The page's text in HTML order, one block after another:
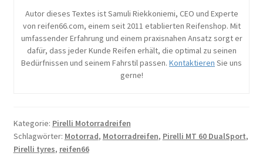
Autor dieses Textes ist Samuli Riekkoniemi, CEO und Experte
von reifen66.com, einem seit 2011 etablierten Reifenshop. Mit
umfassender Erfahrung und einem praxisnahen Ansatz sorgt er
dafür, dass jeder Kunde Reifen erhält, die optimal zu seinen
Bedürfnissen und seinem Fahrstil passen. Kontaktieren Sie uns
gerne!
Kategorie: Pirelli Motorradreifen
Schlagwörter: Motorrad, Motorradreifen, Pirelli MT 60 DualSport,
Pirelli tyres, reifen66